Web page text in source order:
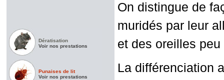
Dératisation
Voir nos prestations
Punaises de lit
Voir nos prestations
On distingue de
muridés par leur
et des oreilles
La différenciation